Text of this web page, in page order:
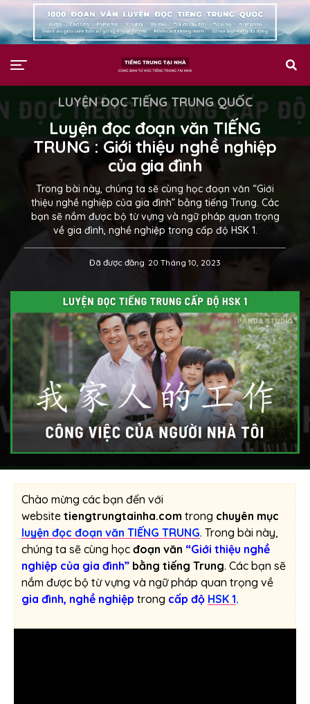
LUYỆN ĐỌC TIẾNG TRUNG QUỐC
Luyện đọc đoạn văn TIẾNG
TRUNG : Giới thiệu nghề nghiệp
của gia đình
Trong bài này, chúng ta sẽ cùng học đoạn văn “Giới
thiệu nghề nghiệp của gia đình” bằng tiếng Trung. Các
bạn sẽ nắm được bộ từ vựng và ngữ pháp quan trọng
về gia đình, nghề nghiệp trong cấp độ HSK 1.
Đã được đăng 20 Tháng 10, 2023
Chào mừng các bạn đến với
website tiengtrungtainha.com trong chuyên mục
luyện đọc đoạn văn TIẾNG TRUNG. Trong bài này,
chúng ta sẽ cùng học đoạn văn “Giới thiệu nghề
nghiệp của gia đình” bằng tiếng Trung. Các bạn sẽ
nắm được bộ từ vựng và ngữ pháp quan trọng về
gia đình, nghề nghiệp trong cấp độ HSK 1.